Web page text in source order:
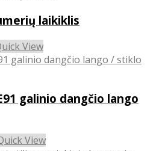
the
laikiklis
View
galinio dangčio lango
View